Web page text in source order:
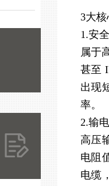
3大
1.安
属于
甚至
出现
率。
2.输
高压
电阻
电缆